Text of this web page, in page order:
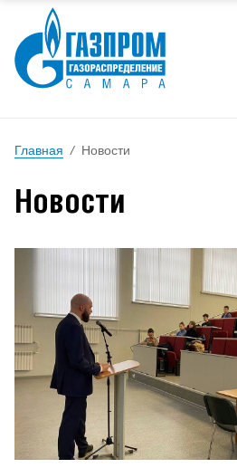
Главная / Новости
Новости